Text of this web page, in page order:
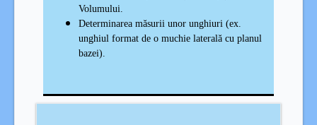
Volumului.
Determinarea măsurii unor unghiuri (ex.
unghiul format de o muchie laterală cu planul
bazei).